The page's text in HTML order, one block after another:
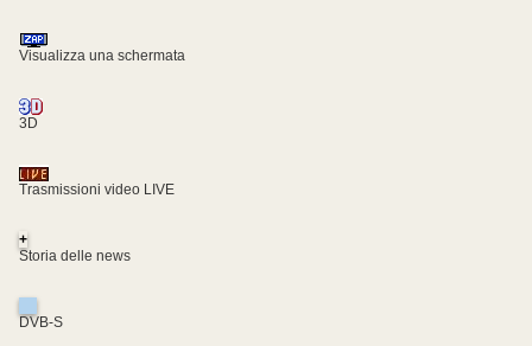
Visualizza una schermata
3D
Trasmissioni video LIVE
+
Storia delle news
DVB-S